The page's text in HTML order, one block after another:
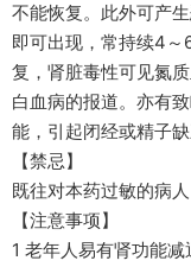
不能恢复。此外可产
即可出现，常持续4～
复，肾脏毒性可见氮
白血病的报道。亦有
能，引起闭经或精子缺
【禁忌】
既往对本药过敏的病
【注意事项】
1 老年人易有肾功能